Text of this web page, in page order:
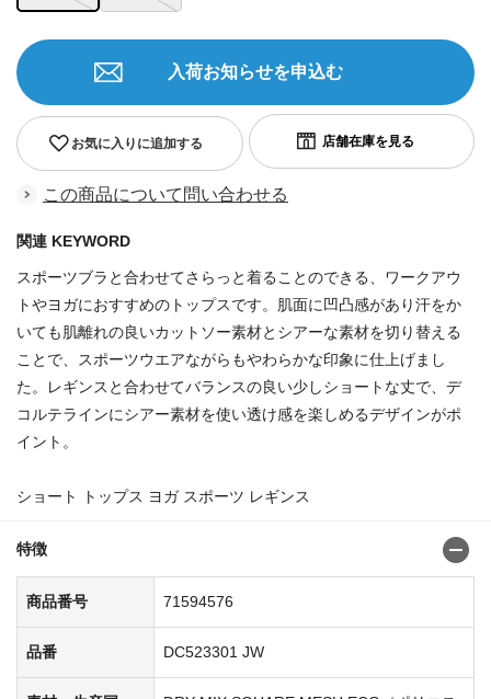
お気に入りに追加する
入荷お知らせを申込む
この商品について問い合わせる
関連 KEYWORD
スポーツブラと合わせてさらっと着ることのできる、ワークアウ
トやヨガにおすすめのトップスです。肌面に凹凸感があり汗をか
いても肌離れの良いカットソー素材とシアーな素材を切り替える
ことで、スポーツウエアながらもやわらかな印象に仕上げまし
た。レギンスと合わせてバランスの良い少しショートな丈で、デ
コルテラインにシアー素材を使い透け感を楽しめるデザインがポ
イント。
ショート トップス ヨガ スポーツ レギンス
特徴
商品番号 71594576
品番 DC523301 JW